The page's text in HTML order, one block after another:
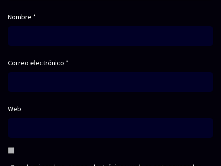
Nombre *
Correo electrónico *
Web